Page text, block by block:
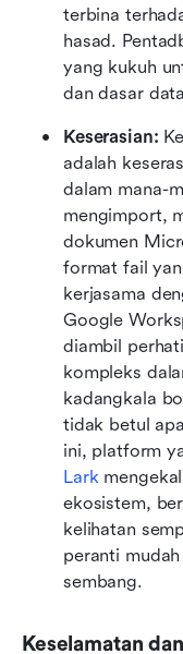
terbina
hasad.
yang kukuh
dan dasar
Keserasian:
adalah
dalam mana-
mengimport,
dokumen
format fail
kerjasama
Google
diambil
kompleks
kadangkala
tidak betul
Lark
ekosistem,
kelihatan
peranti
sembang.
Keselamatan